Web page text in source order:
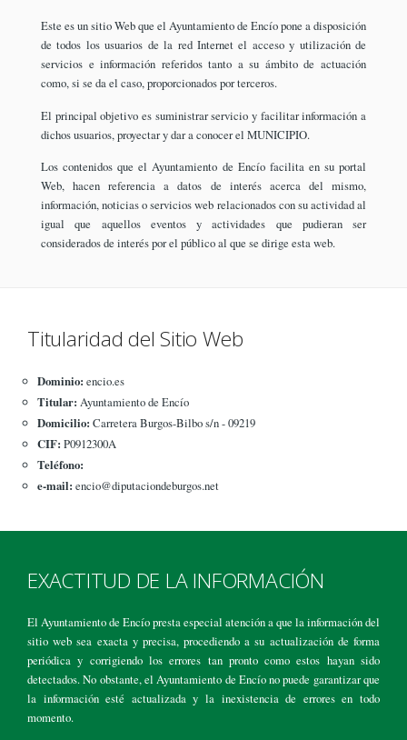
Este es un sitio Web que el Ayuntamiento de Encío pone a disposición
de todos los usuarios de la red Internet el acceso y utilización de
servicios e información referidos tanto a su ámbito de actuación
como, si se da el caso, proporcionados por terceros.
El principal objetivo es suministrar servicio y facilitar información a
dichos usuarios, proyectar y dar a conocer el MUNICIPIO.
Los contenidos que el Ayuntamiento de Encío facilita en su portal
Web, hacen referencia a datos de interés acerca del mismo,
información, noticias o servicios web relacionados con su actividad al
igual que aquellos eventos y actividades que pudieran ser
considerados de interés por el público al que se dirige esta web.
Titularidad del Sitio Web
Dominio: encio.es
Titular: Ayuntamiento de Encío
Domicilio: Carretera Burgos-Bilbo s/n - 09219
CIF: P0912300A
Teléfono:
e-mail: encio@diputaciondeburgos.net
EXACTITUD DE LA INFORMACIÓN
El Ayuntamiento de Encío presta especial atención a que la información del
sitio web sea exacta y precisa, procediendo a su actualización de forma
periódica y corrigiendo los errores tan pronto como estos hayan sido
detectados. No obstante, el Ayuntamiento de Encío no puede garantizar que
la información esté actualizada y la inexistencia de errores en todo
momento.